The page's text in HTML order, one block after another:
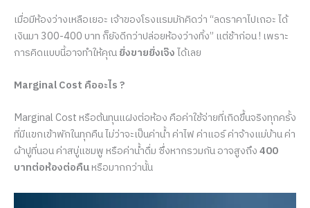
เมื่อมีห้องว่างเหลือเยอะ เจ้าของโรงแรมมักคิดว่า “ลดราคาไปเถอะ ได้
เงินมา 300-400 บาท ก็ยังดีกว่าปล่อยห้องว่างทิ้ง” แต่ช้าก่อน ! เพราะ
การคิดแบบนี้อาจทำให้คุณยิ่งขายยิ่งเจ๊งได้เลย
Marginal Cost คืออะไร ?
Marginal Cost หรือต้นทุนแฝงต่อห้อง คือค่าใช้จ่ายที่เกิดขึ้นจริงทุกครั้ง
ที่มีแขกเข้าพักในทุกคืน ไม่ว่าจะเป็นค่าน้ำ ค่าไฟ ค่าแอร์ ค่าจ้างแม่บ้าน ค่า
ผ้าปูที่นอน ค่าสบู่แชมพู หรือค่าน้ำดื่ม ซึ่งหากรวมกัน อาจสูงถึง400
บาทต่อห้องต่อคืนหรือมากกว่านั้น